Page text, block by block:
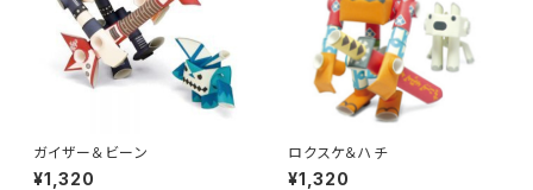
ガイザー＆ビーン
¥1,320
ロクスケ＆ハチ
¥1,320